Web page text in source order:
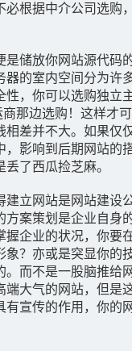
根据中介公司选购
储放你网站源代码
的室内空间分为许
，你可以选购独立
那边选购！这样才
差并不大。如果仅
影响到后期网站的
了西瓜捡芝麻。
立网站是网站建设
案策划是企业自身
企业的状况，你要
？亦或是突显你的
而不是一股脑推给
大气的网站，但是
宣传的作用，你的